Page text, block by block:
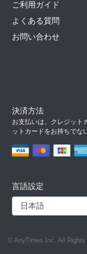
ご利用ガイド
よくある質問
お問い合わせ
決済方法
お支払いは、クレジット
ットカードをお持ちでな
言語設定
© AnyTimes Inc. All Rights